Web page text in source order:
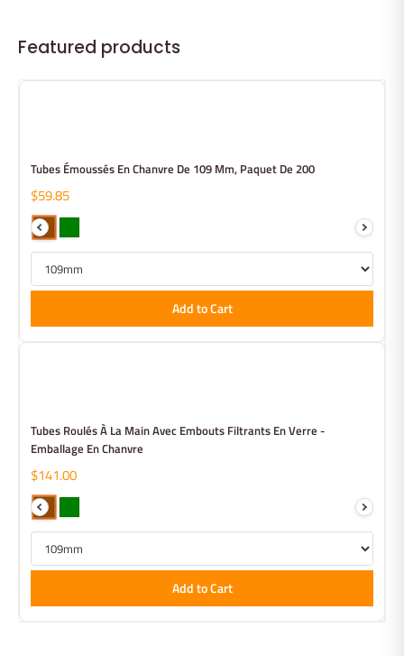
Featured products
Tubes Émoussés En Chanvre De 109 Mm, Paquet De 200
$59.85
Add to Cart
Tubes Roulés À La Main Avec Embouts Filtrants En Verre -
Emballage En Chanvre
$141.00
Add to Cart